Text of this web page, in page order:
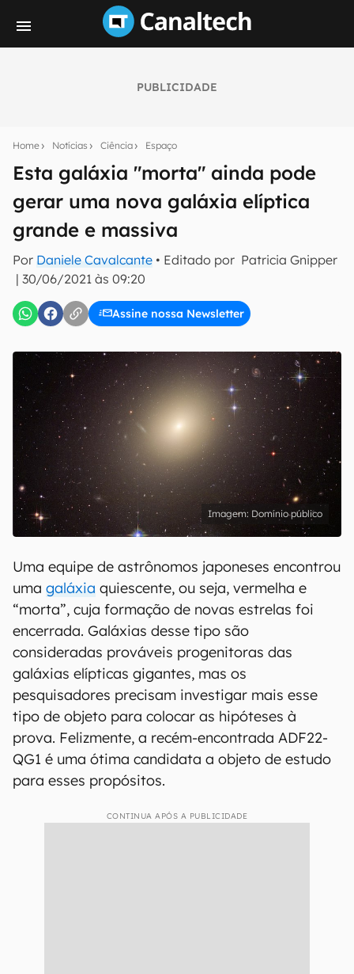
PUBLICIDADE
Home Notícias Ciência Espaço
Esta galáxia "morta" ainda pode
gerar uma nova galáxia elíptica
grande e massiva
Por Daniele Cavalcante • Editado por Patricia Gnipper
| 30/06/2021 às 09:20
Assine nossa Newsletter
notícias e reviews sobre tecnologia em primeira
mão.
E-mail
inscreva-se
Confirmo que li, aceito e concordo com os Termos de
Uso e Política de Privacidade do Canaltech.
Domínio público
Uma equipe de astrônomos japoneses encontrou
uma galáxia quiescente, ou seja, vermelha e
“morta”, cuja formação de novas estrelas foi
encerrada. Galáxias desse tipo são
consideradas prováveis progenitoras das
galáxias elípticas gigantes, mas os
pesquisadores precisam investigar mais esse
tipo de objeto para colocar as hipóteses à
prova. Felizmente, a recém-encontrada ADF22-
QG1 é uma ótima candidata a objeto de estudo
para esses propósitos.
CONTINUA APÓS A PUBLICIDADE